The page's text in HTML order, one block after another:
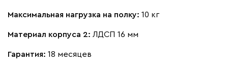
Максимальная нагрузка на полку: 10 кг
Материал корпуса 2: ЛДСП 16 мм
Гарантия: 18 месяцев